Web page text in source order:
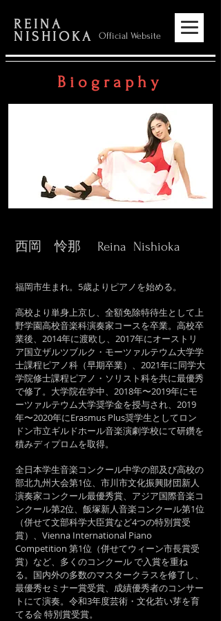
REINA
NISHIOKA
Official Website
B i o g r a p h y
​西岡 怜那 Reina Nishioka
福岡市生まれ。5歳よりピアノを始める。
高校より単身上京し、全額免除特待生として上
野学園高校音楽科演奏家コースを卒業。高校卒
業後、2014年に渡欧し、2017年にオーストリ
ア国立ザルツブルク・モーツァルテウム大学学
士課程ピアノ科（早期卒業）、2021年に同学大
学院修士課程ピアノ・ソリスト科を共に最優秀
で修了。大学院在学中、2018年〜2019年にモ
ーツァルテウム大学奨学金を授与され、2019
年〜2020年にErasmus Plus奨学生としてロン
ドン市立ギルドホール音楽演劇学校にて研鑽を
積みディプロムを取得。
全日本学生音楽コンクール中学の部及び高校の
部北九州大会第1位、市川市文化振興財団新人
演奏家コンクール最優秀賞、アジア国際音楽コ
ンクール第2位、飯塚新人音楽コンクール第1位
（併せて文部科学大臣賞など4つの特別賞受
賞）、Vienna International Piano
Competition 第1位（併せてウィーン市長賞受
賞）など、多くのコンクール で入賞を重ね
る。国内外の多数のマスタークラスを修了し、
最優秀セミナー賞受賞、成績優秀者のコンサー
トにて演奏。令和3年度芸術・文化若い芽を育
てる会 特別賞受賞。